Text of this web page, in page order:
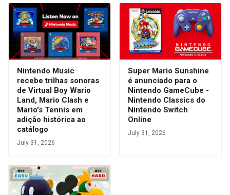
Nintendo Music
recebe trilhas sonoras
de Virtual Boy Wario
Land, Mario Clash e
Mario's Tennis em
adição histórica ao
catálogo
July 31, 2026
Super Mario Sunshine
é anunciado para o
Nintendo GameCube -
Nintendo Classics do
Nintendo Switch
Online
July 31, 2026